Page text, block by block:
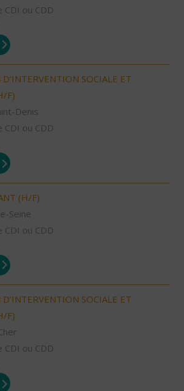
CDI ou CDD
SOCIALE ET
F)
Denis
CDI ou CDD
(H/F)
Seine
CDI ou CDD
SOCIALE ET
F)
CDI ou CDD